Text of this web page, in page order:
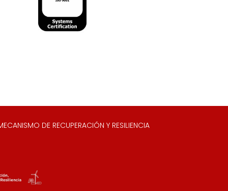
DE RECUPERACIÓN Y RESILIENCIA